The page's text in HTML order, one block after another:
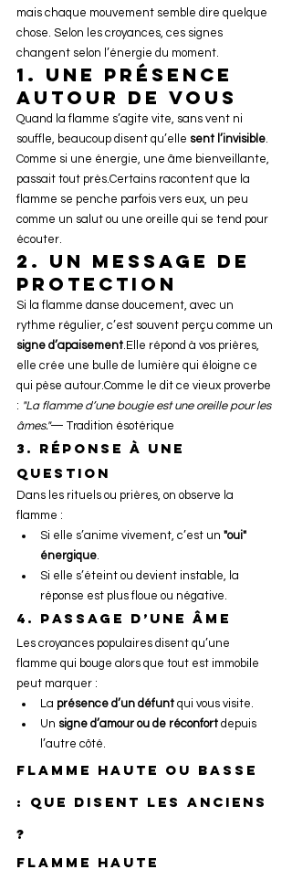
mais chaque mouvement semble dire quelque
chose. Selon les croyances, ces signes
changent selon l’énergie du moment.
1. Une présence
autour de vous
Quand la flamme s’agite vite, sans vent ni
souffle, beaucoup disent qu’elle sent l’invisible.
Comme si une énergie, une âme bienveillante,
passait tout près.Certains racontent que la
flamme se penche parfois vers eux, un peu
comme un salut ou une oreille qui se tend pour
écouter.
2. Un message de
protection
Si la flamme danse doucement, avec un
rythme régulier, c’est souvent perçu comme un
signe d’apaisement.Elle répond à vos prières,
elle crée une bulle de lumière qui éloigne ce
qui pèse autour.Comme le dit ce vieux proverbe
: "La flamme d’une bougie est une oreille pour les
âmes."— Tradition ésotérique
3. Réponse à une
question
Dans les rituels ou prières, on observe la
flamme :
Si elle s’anime vivement, c’est un "oui"
énergique.
Si elle s’éteint ou devient instable, la
réponse est plus floue ou négative.
4. Passage d’une âme
Les croyances populaires disent qu’une
flamme qui bouge alors que tout est immobile
peut marquer :
La présence d’un défunt qui vous visite.
Un signe d’amour ou de réconfort depuis
l’autre côté.
Flamme haute ou basse
: que disent les anciens
?
Flamme haute